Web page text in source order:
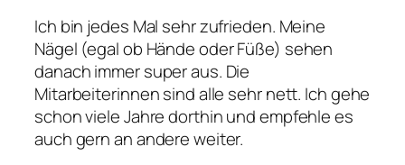
Ich bin jedes Mal sehr zufrieden. Meine
Nägel (egal ob Hände oder Füße) sehen
danach immer super aus. Die
Mitarbeiterinnen sind alle sehr nett. Ich gehe
schon viele Jahre dorthin und empfehle es
auch gern an andere weiter.